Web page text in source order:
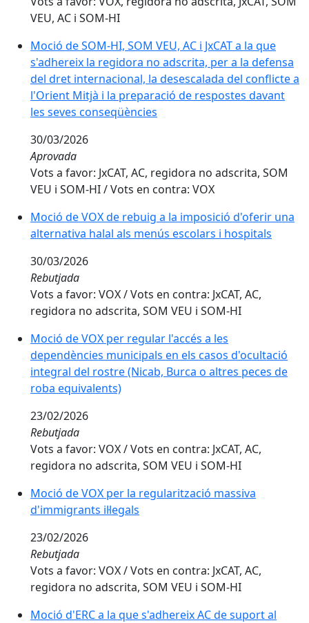
VEU, AC i SOM-HI
Moció de SOM-HI, SOM VEU, AC i JxCAT a la que
s'adhereix la regidora no adscrita, per a la defensa
del dret internacional, la desescalada del conflicte a
l'Orient Mitjà i la preparació de respostes davant
les seves conseqüències
30/03/2026
Aprovada
Vots a favor: JxCAT, AC, regidora no adscrita, SOM
VEU i SOM-HI / Vots en contra: VOX
Moció de VOX de rebuig a la imposició d'oferir una
alternativa halal als menús escolars i hospitals
30/03/2026
Rebutjada
Vots a favor: VOX / Vots en contra: JxCAT, AC,
regidora no adscrita, SOM VEU i SOM-HI
Moció de VOX per regular l'accés a les
dependències municipals en els casos d'ocultació
integral del rostre (Nicab, Burca o altres peces de
roba equivalents)
23/02/2026
Rebutjada
Vots a favor: VOX / Vots en contra: JxCAT, AC,
regidora no adscrita, SOM VEU i SOM-HI
Moció de VOX per la regularització massiva
d'immigrants il·legals
23/02/2026
Rebutjada
Vots a favor: VOX / Vots en contra: JxCAT, AC,
regidora no adscrita, SOM VEU i SOM-HI
Moció d'ERC a la que s'adhereix AC de suport al